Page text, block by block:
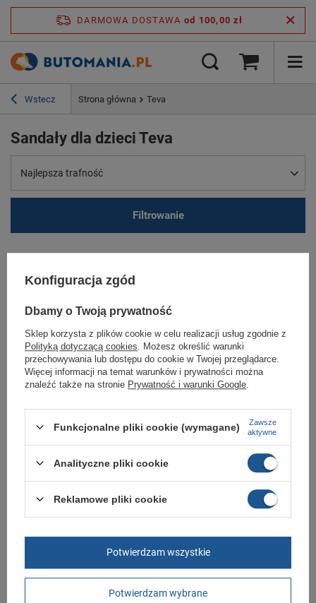
DARMOWA DOSTAWA od 100,00 zł
Wstecz Strona główna Teva
Sandały dla dzieci Teva
Najlepsza trafność
Filtrowanie
Teva Hurricane 3 buty sandały
dziecięce młodzieżowe wygodne
lekkie
79,00 zł / szt.
+ Dodaj do porównania
W sklepie prezentujemy ceny brutto (z VAT).
Stawki VAT dla konsumentów z kraju:
Konfiguracja zgód
Dbamy o Twoją prywatność
Sklep korzysta z plików cookie w celu realizacji usług zgodnie z
Polityką dotyczącą cookies . Możesz określić warunki
przechowywania lub dostępu do cookie w Twojej przeglądarce.
Więcej informacji na temat warunków i prywatności można
znaleźć także na stronie Prywatność i warunki Google
Funkcjonalne pliki cookie (wymagane)
Zawsze
aktywne
Analityczne pliki cookie
Reklamowe pliki cookie
Potwierdzam wybrane
Potwierdzam wszystkie